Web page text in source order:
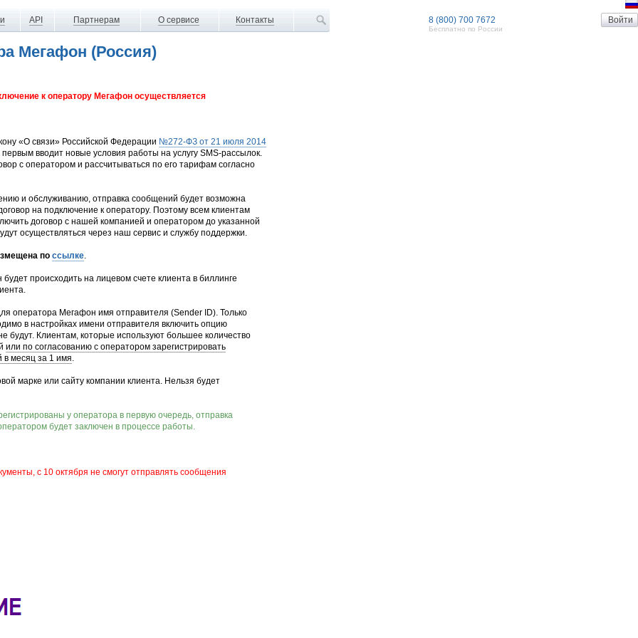
API Партнерам О сервисе Контакты 8 (800) 700 7672
Бесплатно по России
Мегафон (Россия)
к оператору Мегафон осуществляется
«О связи» Российской Федерации №272-ФЗ от 21 июля 2014
первым вводит новые условия работы на услугу SMS-рассылок.
с оператором и рассчитываться по его тарифам согласно
и обслуживанию, отправка сообщений будет возможна
на подключение к оператору. Поэтому всем клиентам
договор с нашей компанией и оператором до указанной
осуществляться через наш сервис и службу поддержки.
по ссылке.
происходить на лицевом счете клиента в биллинге
оператора Мегафон имя отправителя (Sender ID). Только
в настройках имени отправителя включить опцию
будут. Клиентам, которые используют большее количество
или по согласованию с оператором зарегистрировать
месяц за 1 имя.
марке или сайту компании клиента. Нельзя будет
у оператора в первую очередь, отправка
будет заключен в процессе работы.
с 10 октября не смогут отправлять сообщения